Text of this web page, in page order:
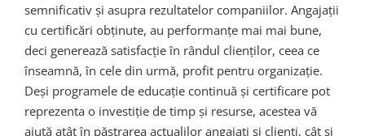
semnificativ și asupra rezultatelor companiilor. Angajații
cu certificări obținute, au performanțe mai mai bune,
deci generează satisfacție în rândul clienților, ceea ce
înseamnă, în cele din urmă, profit pentru organizație.
Deși programele de educație continuă și certificare pot
reprezenta o investiție de timp și resurse, acestea vă
ajută atât în păstrarea actualilor angajați și clienți, cât și